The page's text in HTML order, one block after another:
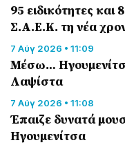
95 ειδικότητες και
Σ.Α.Ε.Κ. τη νέα
7 Αύγ 2026 • 11:09
Μέσω…
Λαψίστα
7 Αύγ 2026 • 11:08
Έπαιζε δυνατά
Ηγουμενίτσα